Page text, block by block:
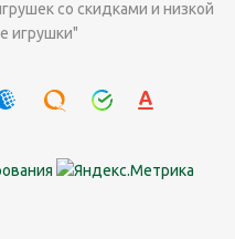
со скидками и низкой
игрушки"